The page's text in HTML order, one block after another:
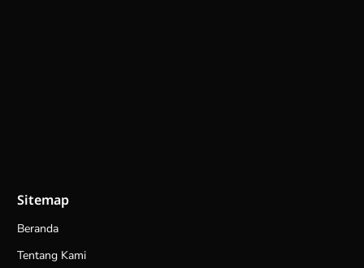
Sitemap
Beranda
Tentang Kami